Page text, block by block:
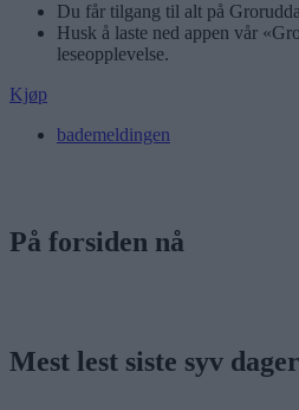
Du får tilgang til alt på
Husk å laste ned appen vår
leseopplevelse.
Kjøp
bademeldingen
På forsiden nå
Mest lest siste syv dager